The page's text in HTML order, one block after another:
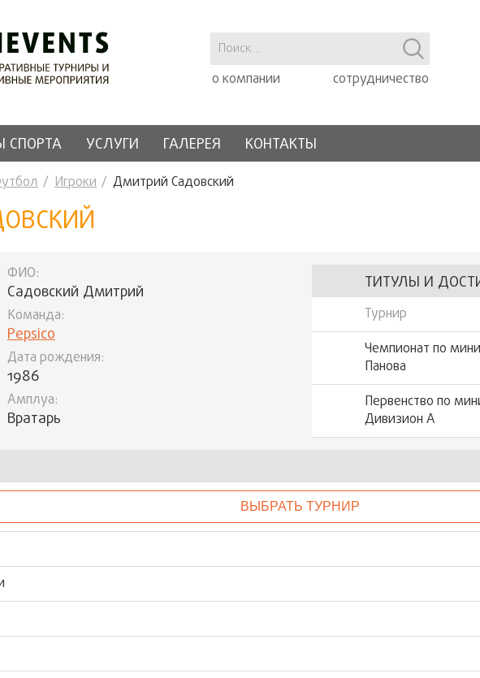
о компании сотрудничество
СПОРТА УСЛУГИ ГАЛЕРЕЯ КОНТАКТЫ
Игроки Дмитрий Садовский
ФИО:
Садовский Дмитрий
Команда:
Pepsico
Дата рождения:
1986
Амплуа:
Вратарь
ТИТУЛЫ И
Турнир
Чемпионат по
Панова
Первенство по
Дивизион А
ВЫБРАТЬ ТУРНИР